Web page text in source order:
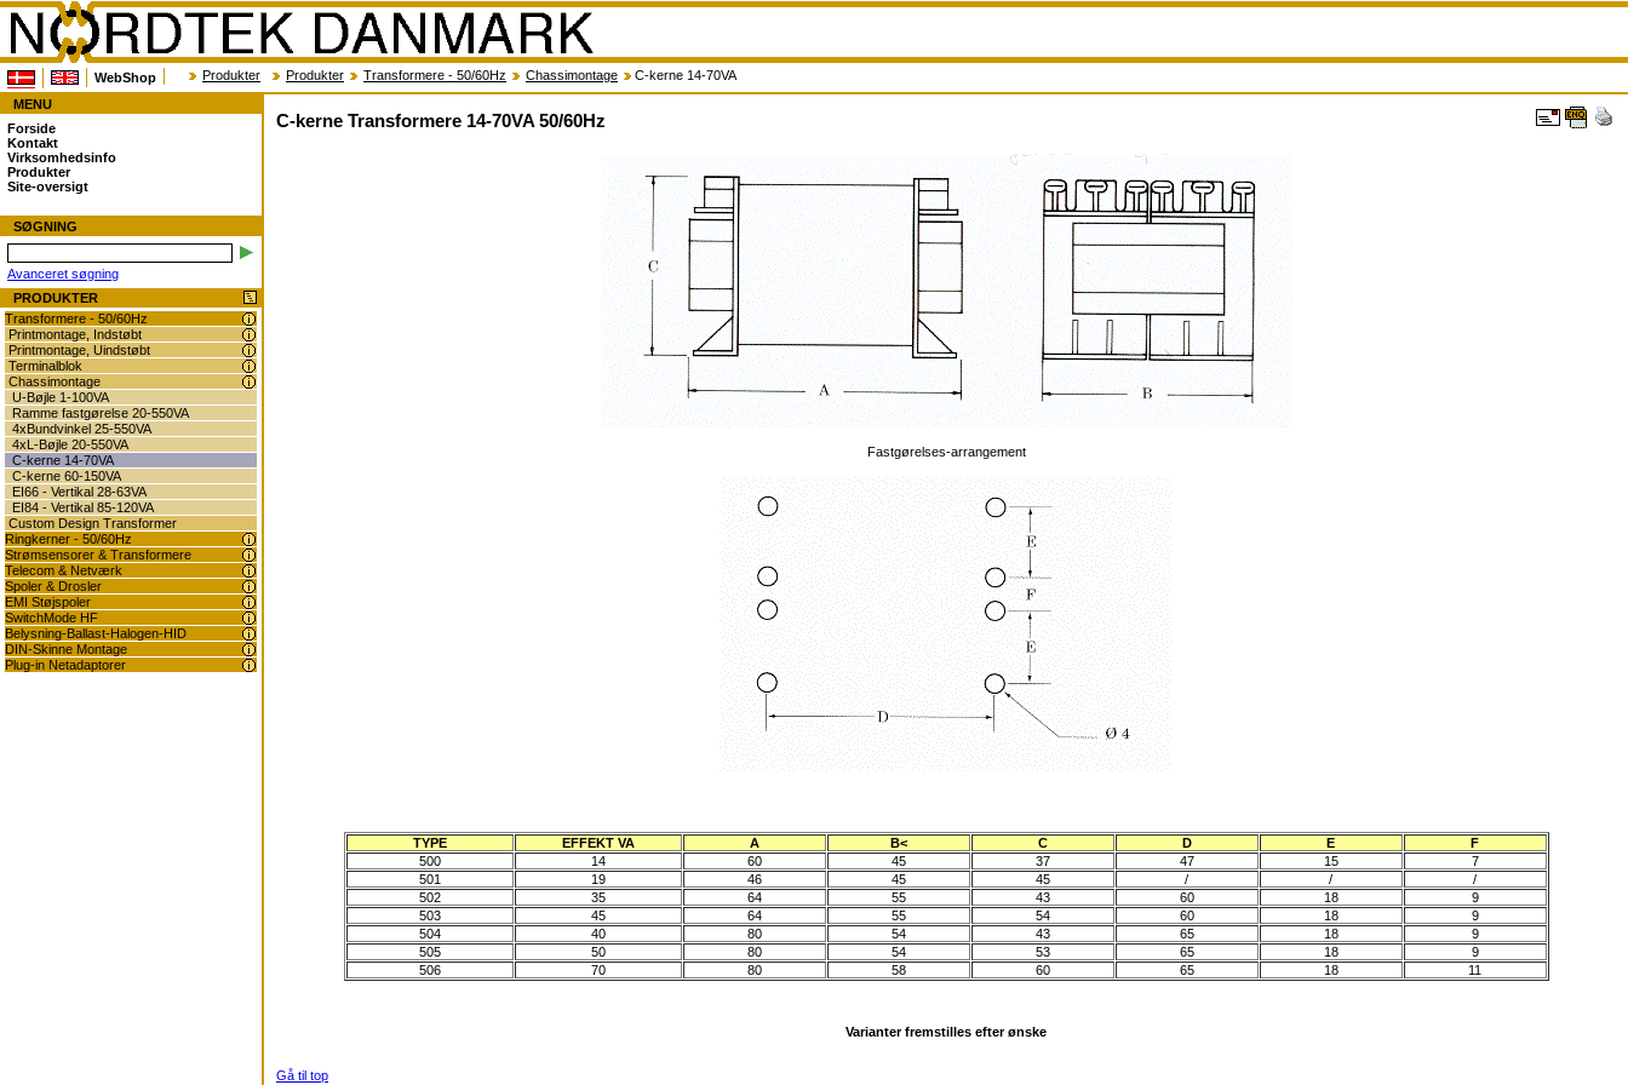
WebShop Produkter Produkter Transformere - 50/60Hz Chassimontage C-kerne 14-70VA
MENU
Forside
Kontakt
Virksomhedsinfo
Produkter
Site-oversigt
SØGNING
Avanceret søgning
PRODUKTER
Transformere - 50/60Hz
Printmontage, Indstøbt
Printmontage, Uindstøbt
Terminalblok
Chassimontage
U-Bøjle 1-100VA
Ramme fastgørelse 20-550VA
4xBundvinkel 25-550VA
4xL-Bøjle 20-550VA
C-kerne 14-70VA
C-kerne 60-150VA
EI66 - Vertikal 28-63VA
EI84 - Vertikal 85-120VA
Custom Design Transformer
Ringkerner - 50/60Hz
Strømsensorer & Transformere
Telecom & Netværk
Spoler & Drosler
EMI Støjspoler
SwitchMode HF
Belysning-Ballast-Halogen-HID
DIN-Skinne Montage
Plug-in Netadaptorer
C-kerne Transformere 14-70VA 50/60Hz
Fastgørelses-arrangement
TYPE EFFEKT VA A B< C D E
F
500
14 60 45 37 47 15
7
501
19 46 45 45 / /
/
502
35 64 55 43 60 18
9
503
45 64 55 54 60 18
9
504
40 80 54 43 65 18
9
505
50 80 54 53 65 18
9
506
70 80 58 60 65 18 11
Varianter fremstilles efter ønske
Gå til top